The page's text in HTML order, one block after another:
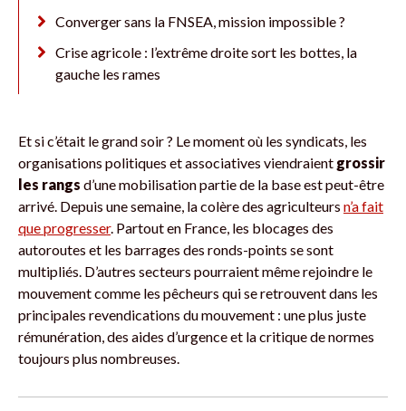
Converger sans la FNSEA, mission impossible ?
Crise agricole : l’extrême droite sort les bottes, la
gauche les rames
Et si c’était le grand soir ? Le moment où les syndicats, les
organisations politiques et associatives viendraient grossir
les rangs d’une mobilisation partie de la base est peut-être
arrivé. Depuis une semaine, la colère des agriculteurs n’a fait
que progresser. Partout en France, les blocages des
autoroutes et les barrages des ronds-points se sont
multipliés. D’autres secteurs pourraient même rejoindre le
mouvement comme les pêcheurs qui se retrouvent dans les
principales revendications du mouvement : une plus juste
rémunération, des aides d’urgence et la critique de normes
toujours plus nombreuses.